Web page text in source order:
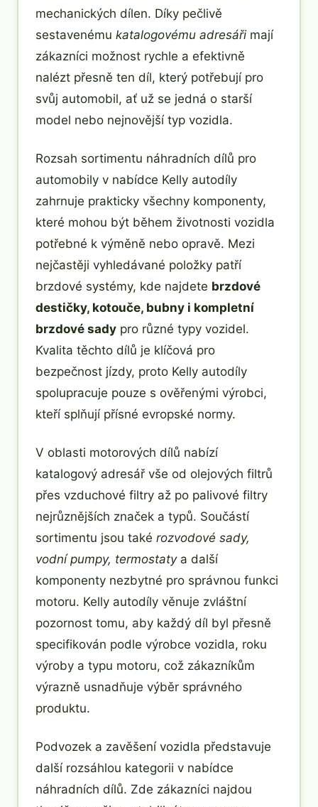
mechanických dílen. Díky pečlivě
sestavenému katalogovému adresáři mají
zákazníci možnost rychle a efektivně
nalézt přesně ten díl, který potřebují pro
svůj automobil, ať už se jedná o starší
model nebo nejnovější typ vozidla.
Rozsah sortimentu náhradních dílů pro
automobily v nabídce Kelly autodíly
zahrnuje prakticky všechny komponenty,
které mohou být během životnosti vozidla
potřebné k výměně nebo opravě. Mezi
nejčastěji vyhledávané položky patří
brzdové systémy, kde najdete brzdové
destičky, kotouče, bubny i kompletní
brzdové sady pro různé typy vozidel.
Kvalita těchto dílů je klíčová pro
bezpečnost jízdy, proto Kelly autodíly
spolupracuje pouze s ověřenými výrobci,
kteří splňují přísné evropské normy.
V oblasti motorových dílů nabízí
katalogový adresář vše od olejových filtrů
přes vzduchové filtry až po palivové filtry
nejrůznějších značek a typů. Součástí
sortimentu jsou také rozvodové sady,
vodní pumpy, termostatya další
komponenty nezbytné pro správnou funkci
motoru. Kelly autodíly věnuje zvláštní
pozornost tomu, aby každý díl byl přesně
specifikován podle výrobce vozidla, roku
výroby a typu motoru, což zákazníkům
výrazně usnadňuje výběr správného
produktu.
Podvozek a zavěšení vozidla představuje
další rozsáhlou kategorii v nabídce
náhradních dílů. Zde zákazníci najdou